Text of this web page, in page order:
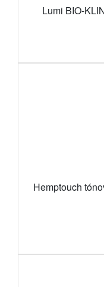
Lumi BIO-
Hemptouch